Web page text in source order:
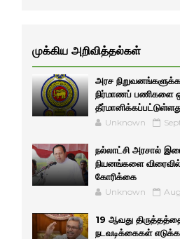
முக்கிய அறிவித்தல்கள்
அரச
நிர்மாணப் பணிகளை
Unknown
நல்லாட்சி அரசால்
நியனங்களை
கோரிக்கை
Unknown
19 ஆவது
நடவடிக்கைகள்